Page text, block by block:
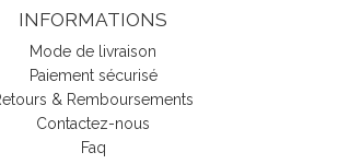
INFORMATIONS
Mode de livraison
Paiement sécurisé
& Remboursements
Contactez-nous
Faq